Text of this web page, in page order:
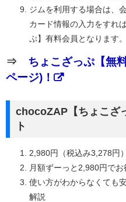
ジムを利用する場合は、
カード情報の入力をすれ
ぷ】有料会員となります。
⇒ ちょこざっぷ【無
ページ)！
chocoZAP【ちょこざ
ト
2,980円（税込み3,278円
月額ずーっと2,980円で
使い方がわからなくても
解説